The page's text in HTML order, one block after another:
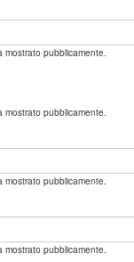
pubblicamente.
pubblicamente.
pubblicamente.
pubblicamente.